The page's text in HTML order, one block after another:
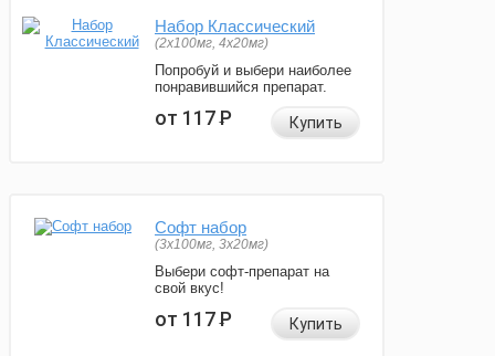
Набор Классический
(2x100мг, 4x20мг)
Попробуй и выбери наиболее
понравившийся препарат.
от 117Р Купить
Софт набор
(3x100мг, 3x20мг)
Выбери софт-препарат на
свой вкус!
от 117Р Купить